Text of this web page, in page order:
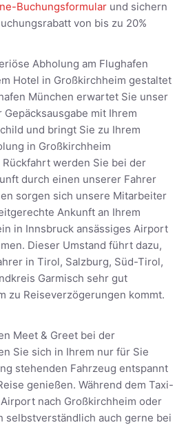
Buchungsformular und sichern
von bis zu 20%
Abholung am Flughafen
Hotel in Großkirchheim gestaltet
München erwartet Sie unser
Gepäcksausgabe mit Ihrem
und bringt Sie zu Ihrem
in Großkirchheim
werden Sie bei der
durch einen unserer Fahrer
sorgen sich unsere Mitarbeiter
Ankunft an Ihrem
in Innsbruck ansässiges Airport
Dieser Umstand führt dazu,
in Tirol, Salzburg, Süd-Tirol,
Garmisch sehr gut
zu Reiseverzögerungen kommt.
Meet & Greet bei der
Sie sich in Ihrem nur für Sie
stehenden Fahrzeug entspannt
genießen. Während dem Taxi-
nach Großkirchheim oder
selbstverständlich auch gerne bei